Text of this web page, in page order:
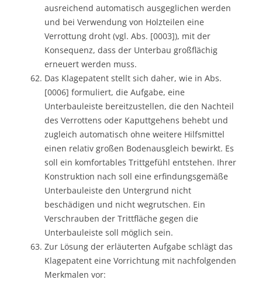
ausreichend automatisch ausgeglichen werden
und bei Verwendung von Holzteilen eine
Verrottung droht (vgl. Abs. [0003]), mit der
Konsequenz, dass der Unterbau großflächig
erneuert werden muss.
Das Klagepatent stellt sich daher, wie in Abs.
[0006] formuliert, die Aufgabe, eine
Unterbauleiste bereitzustellen, die den Nachteil
des Verrottens oder Kaputtgehens behebt und
zugleich automatisch ohne weitere Hilfsmittel
einen relativ großen Bodenausgleich bewirkt. Es
soll ein komfortables Trittgefühl entstehen. Ihrer
Konstruktion nach soll eine erfindungsgemäße
Unterbauleiste den Untergrund nicht
beschädigen und nicht wegrutschen. Ein
Verschrauben der Trittfläche gegen die
Unterbauleiste soll möglich sein.
Zur Lösung der erläuterten Aufgabe schlägt das
Klagepatent eine Vorrichtung mit nachfolgenden
Merkmalen vor: